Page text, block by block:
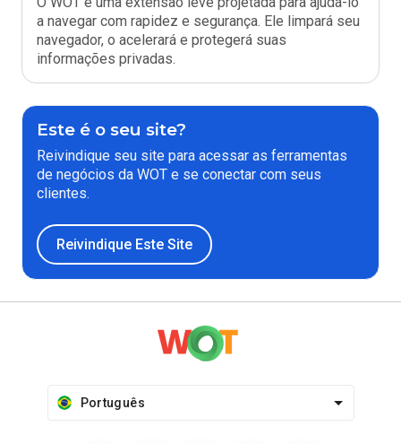
a navegar com rapidez e segurança. Ele limpará seu
navegador, o acelerará e protegerá suas
informações privadas.
Este é o seu site?
Reivindique seu site para acessar as ferramentas
de negócios da WOT e se conectar com seus
clientes.
Reivindique Este Site
Português